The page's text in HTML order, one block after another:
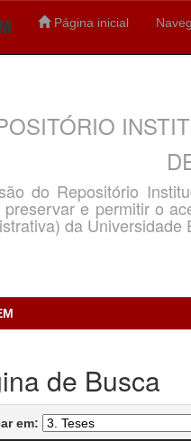
Página inicial
do Repositório
preservar e permitir o
da
de Busca
em: